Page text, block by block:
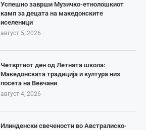
Успешно заврши Музичко-етнолошкиот
камп за децата на македонските
иселеници
август 5, 2026
Четвртиот ден од Летната школа:
Македонската традиција и култура низ
посета на Вевчани
август 4, 2026
Илинденски свечености во Австралиско-